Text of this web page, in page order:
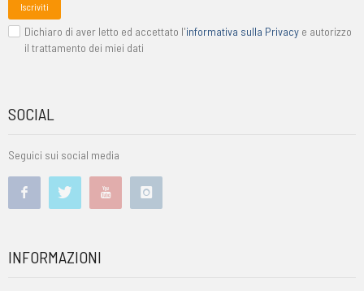
Iscriviti
Dichiaro di aver letto ed accettato l'informativa sulla Privacy e autorizzo
il trattamento dei miei dati
SOCIAL
Seguici sui social media
INFORMAZIONI